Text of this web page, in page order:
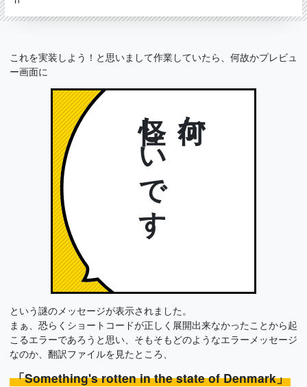
これを実装しよう！と思いまして作業していたら、何故かプレビュ
ー画面に
何か
怪しいです
という謎のメッセージが表示されました。
まぁ、恐らくショートコードが正しく展開出来なかったことから起
こるエラーであろうと思い、そもそもどのようなエラーメッセージ
なのか、翻訳ファイルを見たところ、
「Something's rotten in the state of Denmark」